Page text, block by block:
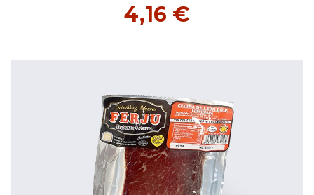
4,16 €